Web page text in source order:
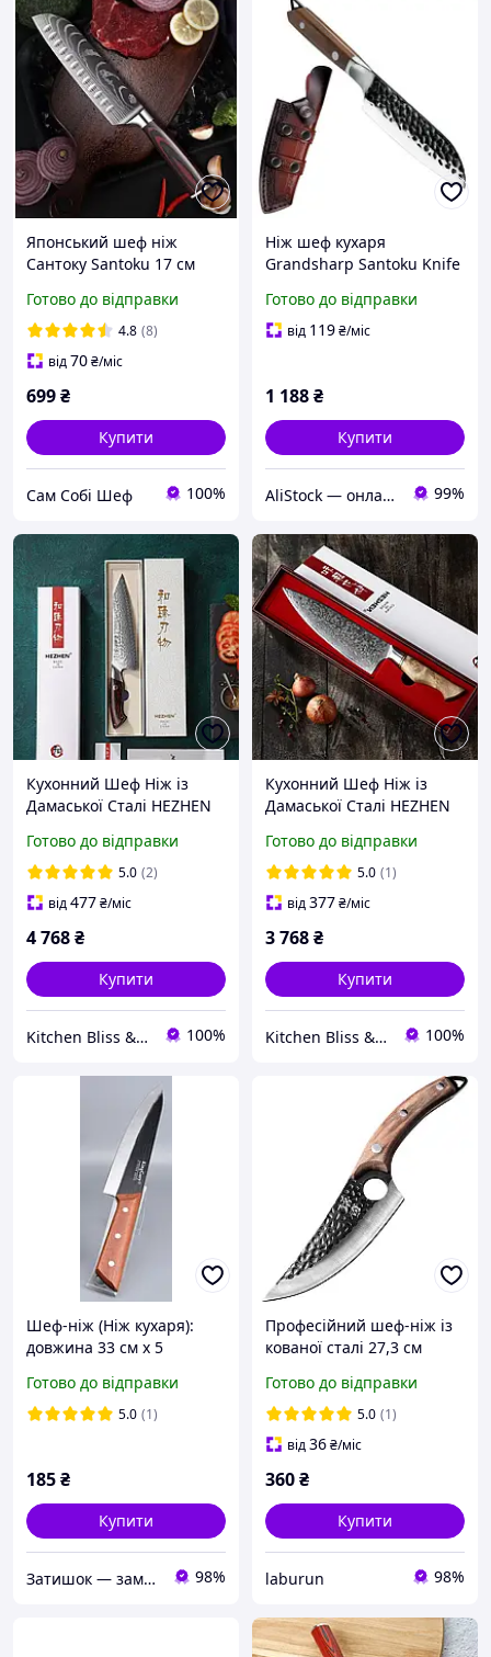
Японський шеф ніж
Сантоку Santoku 17 см
Готово до відправки
4.8 (8)
від70₴/міс
699₴
Купити
Сам Собі Шеф 100%
Ніж шеф кухаря
Grandsharp Santoku Knife
чохлом
Готово до відправки
від 119₴/міс
1 188₴
Купити
AliStock — онлайн-склад-магазин електроніки, полікарбонату, теплиць і товарів для дому та саду. 99%
Кухонний Шеф Ніж із
Дамаської Сталі HEZHEN
Кухарський ніж у
Подарунковій Коробці
Готово до відправки
5.0 (2)
від477₴/міс
4 768₴
Купити
Kitchen Bliss & Blade Kiss 100%
Кухонний Шеф Ніж із
Дамаської Сталі HEZHEN
Кухарський ніж у
Подарунковій Коробці
Готово до відправки
5.0 (1)
від377₴/міс
3 768₴
Купити
Kitchen Bliss & Blade Kiss 100%
Шеф-ніж (Ніж кухаря):
довжина 33 см х 5
дерев'яне руків'я. Ящ 144
шт*2,45
Готово до відправки
5.0 (1)
185₴
Купити
Затишок — замов Добра мішок! 98%
Професійний шеф-ніж із
кованої сталі 27,3 см
Готово до відправки
5.0 (1)
від36₴/міс
360₴
Купити
laburun 98%